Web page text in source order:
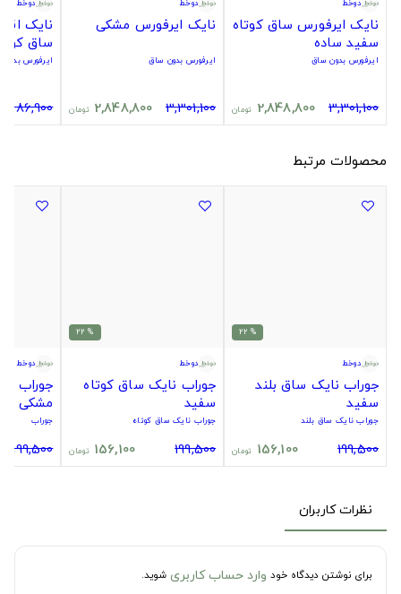
دوخط
نایک ایرفورس ساق کوتاه
سفید ساده
ایرفورس بدون ساق
3,301,100
2,848,800 تومان
دوخط
نایک ایرفورس مشکی
ایرفورس بدون ساق
3,301,100
2,848,800 تومان
دوخط
نایک
ساق
ایرفورس
محصولات مرتبط
% 22
دوخط
جوراب نایک ساق بلند
سفید
جوراب نایک ساق بلند
199,500
156,100 تومان
% 22
دوخط
جوراب نایک ساق کوتاه
سفید
جوراب نایک ساق کوتاه
199,500
156,100 تومان
دوخط
جوراب
مشکی
جوراب
199,500
نظرات کاربران
برای نوشتن دیدگاه خود وارد حساب کاربری شوید.